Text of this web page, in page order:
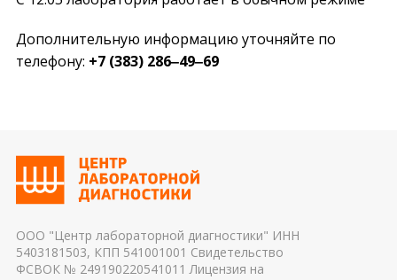
Дополнительную информацию уточняйте по
телефону: +7 (383) 286‒49‒69
ООО "Центр лабораторной диагностики" ИНН
5403181503, КПП 541001001 Свидетельство
ФСВОК № 249190220541011 Лицензия на